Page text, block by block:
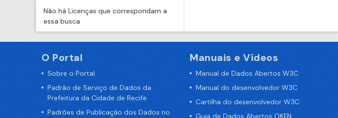
Não há Licenças que correspondam a
essa busca
O Portal
Sobre o Portal
Padrão de Serviço de Dados da
Prefeitura da Cidade de Recife
Padrões de Publicação dos Dados no
Manuais e Vídeos
Manual de Dados Abertos W3C
Manual do desenvolvedor W3C
Cartilha do desenvolvedor W3C
Guia de Dados Abertos OKFN